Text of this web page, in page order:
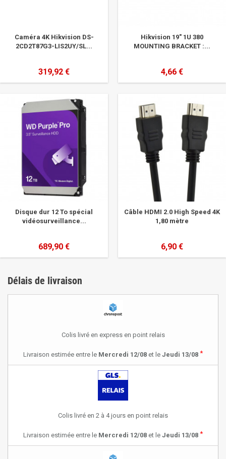
Caméra 4K Hikvision DS-
2CD2T87G3-LIS2UY/SL...
319,92 €
Hikvision 19" 1U 380
MOUNTING BRACKET :...
4,66 €
Disque dur 12 To spécial
vidéosurveillance...
689,90 €
Câble HDMI 2.0 High Speed 4K
1,80 mètre
6,90 €
Délais de livraison
Colis livré en express en point relais
Livraison estimée entre le Mercredi 12/08 et le Jeudi 13/08 *
Colis livré en 2 à 4 jours en point relais
Livraison estimée entre le Mercredi 12/08 et le Jeudi 13/08 *